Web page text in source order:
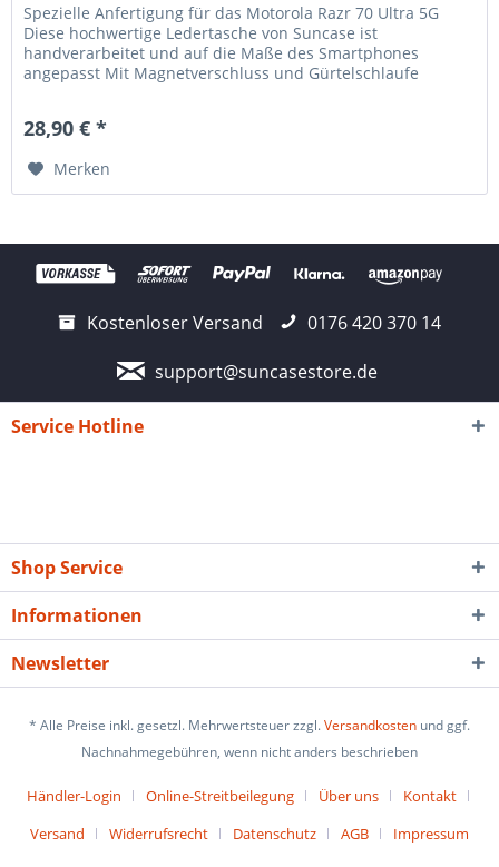
Spezielle Anfertigung für das Motorola Razr 70 Ultra 5G
Diese hochwertige Ledertasche von Suncase ist
handverarbeitet und auf die Maße des Smartphones
angepasst Mit Magnetverschluss und Gürtelschlaufe
28,90 € *
Merken
Kostenloser Versand
0176 420 370 14
support@suncasestore.de
Service Hotline
Shop Service
Informationen
Newsletter
* Alle Preise inkl. gesetzl. Mehrwertsteuer zzgl.Versandkosten und ggf.
Nachnahmegebühren, wenn nicht anders beschrieben
Händler-Login Online-Streitbeilegung Über uns
Kontakt
Versand
Widerrufsrecht Datenschutz AGB Impressum